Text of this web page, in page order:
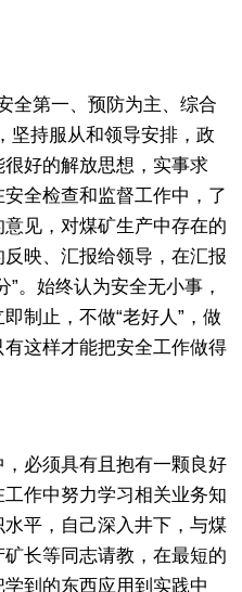
第一、预防为主、综合
坚持服从和领导安排，政
好的解放思想，实事求
全检查和监督工作中，了
见，对煤矿生产中存在的
映、汇报给领导，在汇报
。始终认为安全无小事，
制止，不做“老好人”，做
这样才能把安全工作做得
必须具有且抱有一颗良好
作中努力学习相关业务知
平，自己深入井下，与煤
长等同志请教，在最短的
到的东西应用到实践中